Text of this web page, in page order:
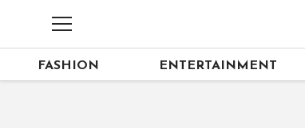
FASHION ENTERTAINMENT